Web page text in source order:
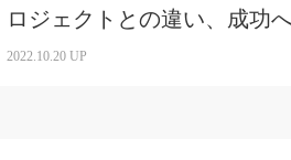
ロジェクトとの違い、成功
くポイントを解説
2022.10.20 UP